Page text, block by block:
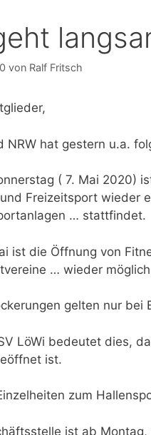
von Ralf Fritsch
NRW hat gestern u.a.
( 7. Mai 2020)
Freizeitsport wieder
… stattfindet.
ist die Öffnung von
… wieder
gelten nur
LöWi bedeutet dies,
ist.
zum
ist ab